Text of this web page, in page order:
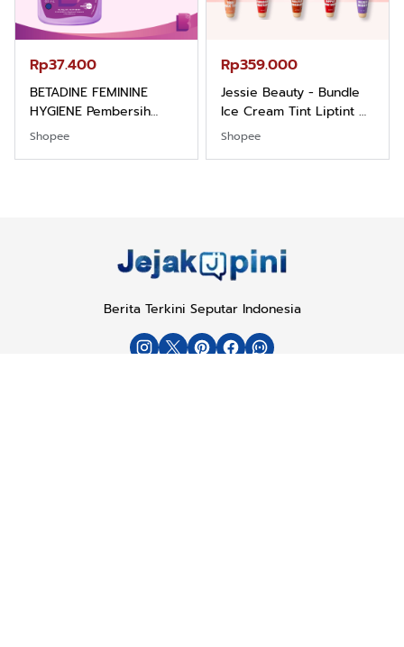
Rp37.400
BETADINE FEMININE
HYGIENE Pembersih
Kewanitaan 60ml
Shopee
Rp359.000
Jessie Beauty - Bundle
Ice Cream Tint Liptint All
Variant
Shopee
Berita Terkini Seputar Indonesia